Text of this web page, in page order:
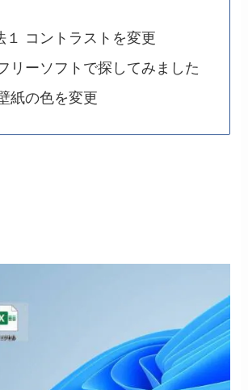
１ コントラストを変更
リーソフトで探してみました
紙の色を変更